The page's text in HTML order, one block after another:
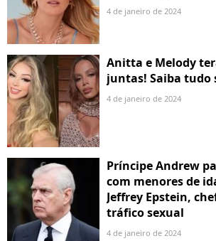
4 de janeiro de 2024
Anitta e Melody
juntas! Saiba tudo
4 de janeiro de 2024
Príncipe Andrew
com menores de
Jeffrey Epstein,
tráfico sexual
4 de janeiro de 2024